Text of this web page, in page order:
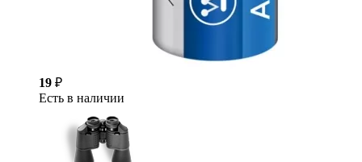
19 ₽
Есть в наличии